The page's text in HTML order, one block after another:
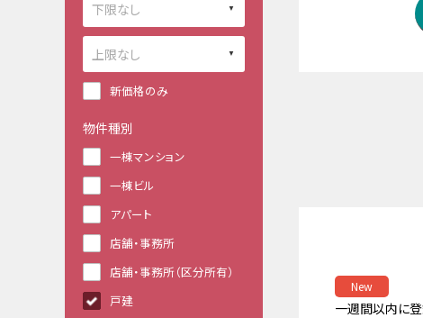
New
一週間以内に登
新価格のみ
物件種別
一棟マンション
一棟ビル
アパート
店舗・事務所
店舗・事務所（区分所有）
戸建